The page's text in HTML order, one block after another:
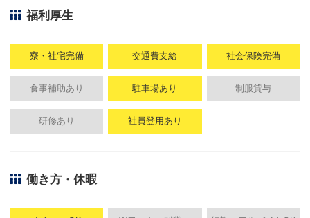
福利厚生
寮・社宅完備 交通費支給 社会保険完備
食事補助あり 駐車場あり 制服貸与
研修あり 社員登用あり
働き方・休暇